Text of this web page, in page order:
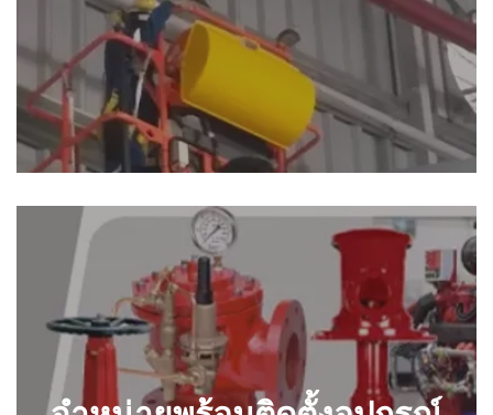
จำหน่ายพร้อมติดตั้งอุปกรณ์
Fire Pump ทุกชนิด